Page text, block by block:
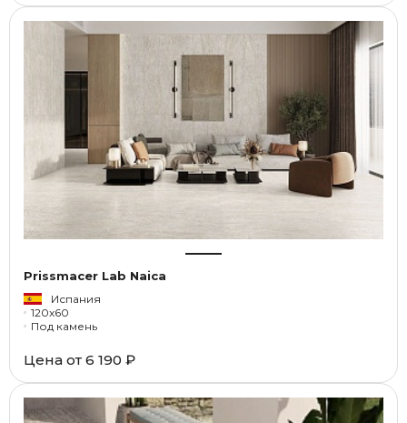
Prissmacer Lab Naica
Испания
120x60
Под камень
Цена от 6 190 ₽